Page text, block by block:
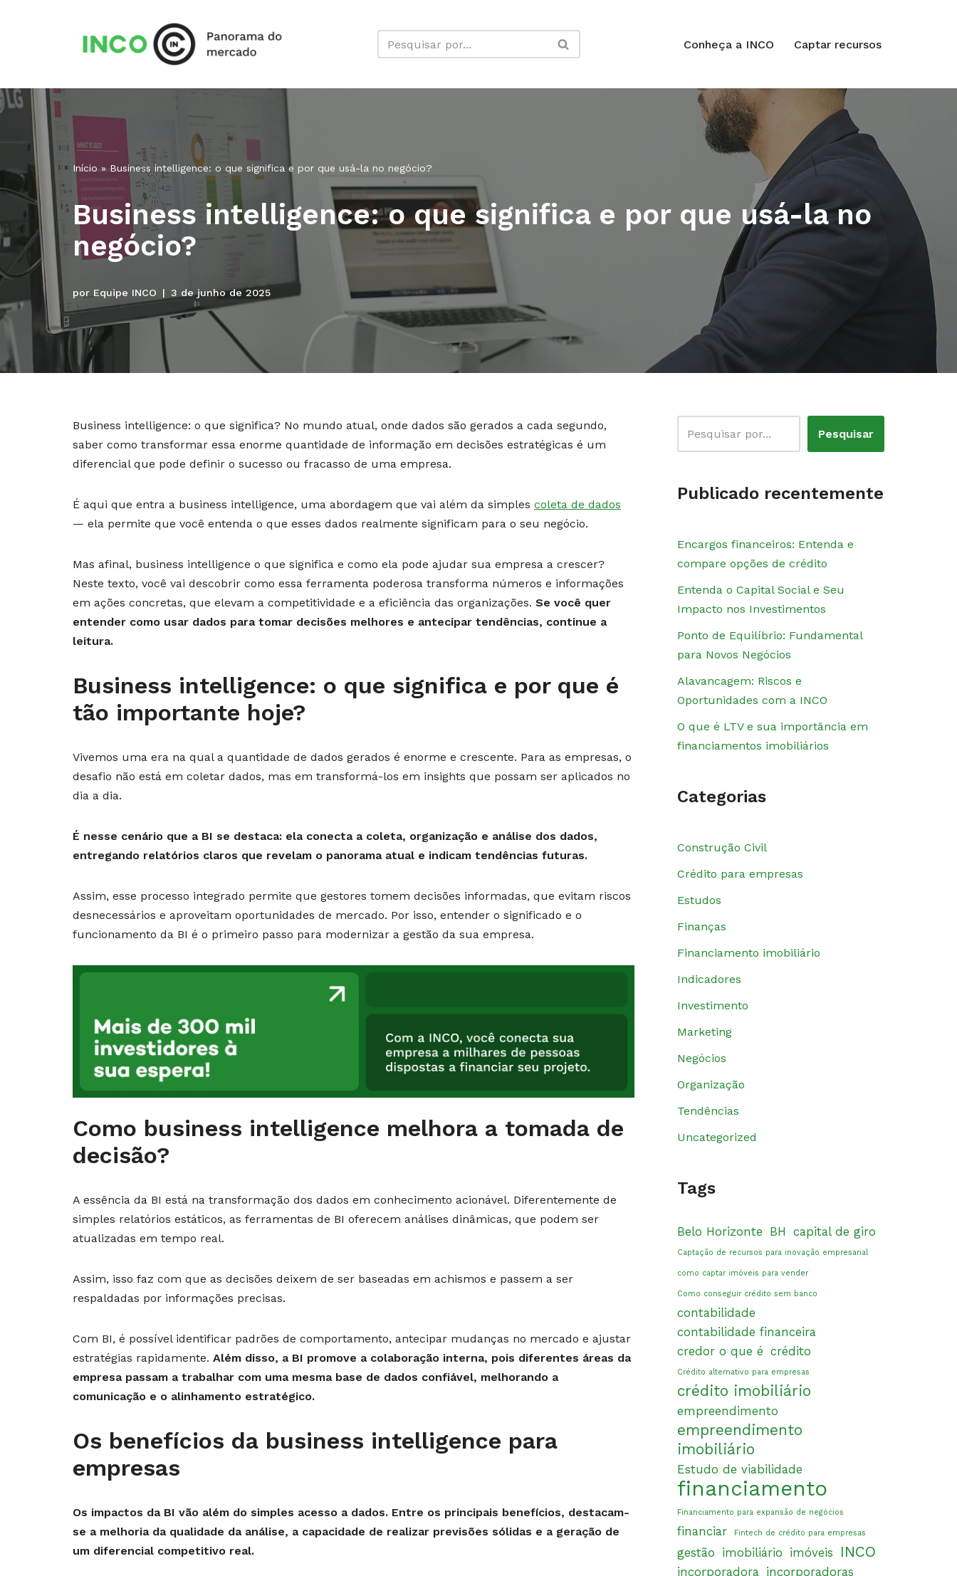
conteúdo
Conheça a INCO Captar recursos
Início»Business intelligence: o que significa e por que usá-la no negócio?
Business intelligence: o que significa e por que usá-la no
negócio?
por Equipe INCO 3 de junho de 2025
Business intelligence: o que significa? No mundo atual, onde dados são gerados a cada segundo,
saber como transformar essa enorme quantidade de informação em decisões estratégicas é um
diferencial que pode definir o sucesso ou fracasso de uma empresa.
É aqui que entra a business intelligence, uma abordagem que vai além da simples coleta de dados
— ela permite que você entenda o que esses dados realmente significam para o seu negócio.
Mas afinal, business intelligence o que significa e como ela pode ajudar sua empresa a crescer?
Neste texto, você vai descobrir como essa ferramenta poderosa transforma números e informações
em ações concretas, que elevam a competitividade e a eficiência das organizações. Se você quer
entender como usar dados para tomar decisões melhores e antecipar tendências, continue a
leitura.
Business intelligence: o que significa e por que é
tão importante hoje?
Vivemos uma era na qual a quantidade de dados gerados é enorme e crescente. Para as empresas, o
desafio não está em coletar dados, mas em transformá-los em insights que possam ser aplicados no
dia a dia.
É nesse cenário que a BI se destaca: ela conecta a coleta, organização e análise dos dados,
entregando relatórios claros que revelam o panorama atual e indicam tendências futuras.
Assim, esse processo integrado permite que gestores tomem decisões informadas, que evitam riscos
desnecessários e aproveitam oportunidades de mercado. Por isso, entender o significado e o
funcionamento da BI é o primeiro passo para modernizar a gestão da sua empresa.
Como business intelligence melhora a tomada de
decisão?
A essência da BI está na transformação dos dados em conhecimento acionável. Diferentemente de
simples relatórios estáticos, as ferramentas de BI oferecem análises dinâmicas, que podem ser
atualizadas em tempo real.
Assim, isso faz com que as decisões deixem de ser baseadas em achismos e passem a ser
respaldadas por informações precisas.
Com BI, é possível identificar padrões de comportamento, antecipar mudanças no mercado e ajustar
estratégias rapidamente. Além disso, a BI promove a colaboração interna, pois diferentes áreas da
empresa passam a trabalhar com uma mesma base de dados confiável, melhorando a
comunicação e o alinhamento estratégico.
Os benefícios da business intelligence para
empresas
Os impactos da BI vão além do simples acesso a dados. Entre os principais benefícios, destacam-
se a melhoria da qualidade da análise, a capacidade de realizar previsões sólidas e a geração de
um diferencial competitivo real.
Pesquisar
Publicado recentemente
Encargos financeiros: Entenda e
compare opções de crédito
Entenda o Capital Social e Seu
Impacto nos Investimentos
Ponto de Equilíbrio: Fundamental
para Novos Negócios
Alavancagem: Riscos e
Oportunidades com a INCO
O que é LTV e sua importância em
financiamentos imobiliários
Categorias
Construção Civil
Crédito para empresas
Estudos
Finanças
Financiamento imobiliário
Indicadores
Investimento
Marketing
Negócios
Organização
Tendências
Uncategorized
Tags
Belo Horizonte BH capital de giro
Captação de recursos para inovação empresarial
como captar imóveis para vender
Como conseguir crédito sem banco
contabilidade
contabilidade financeira
credor o que é crédito
Crédito alternativo para empresas
crédito imobiliário
empreendimento
empreendimento
imobiliário
Estudo de viabilidade
financiamento
Financiamento para expansão de negócios
financiar Fintech de crédito para empresas
gestão imobiliário imóveis INCO
incorporadora incorporadoras